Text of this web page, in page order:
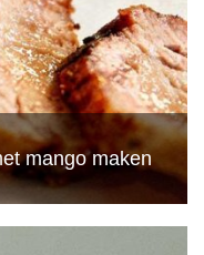
mango maken